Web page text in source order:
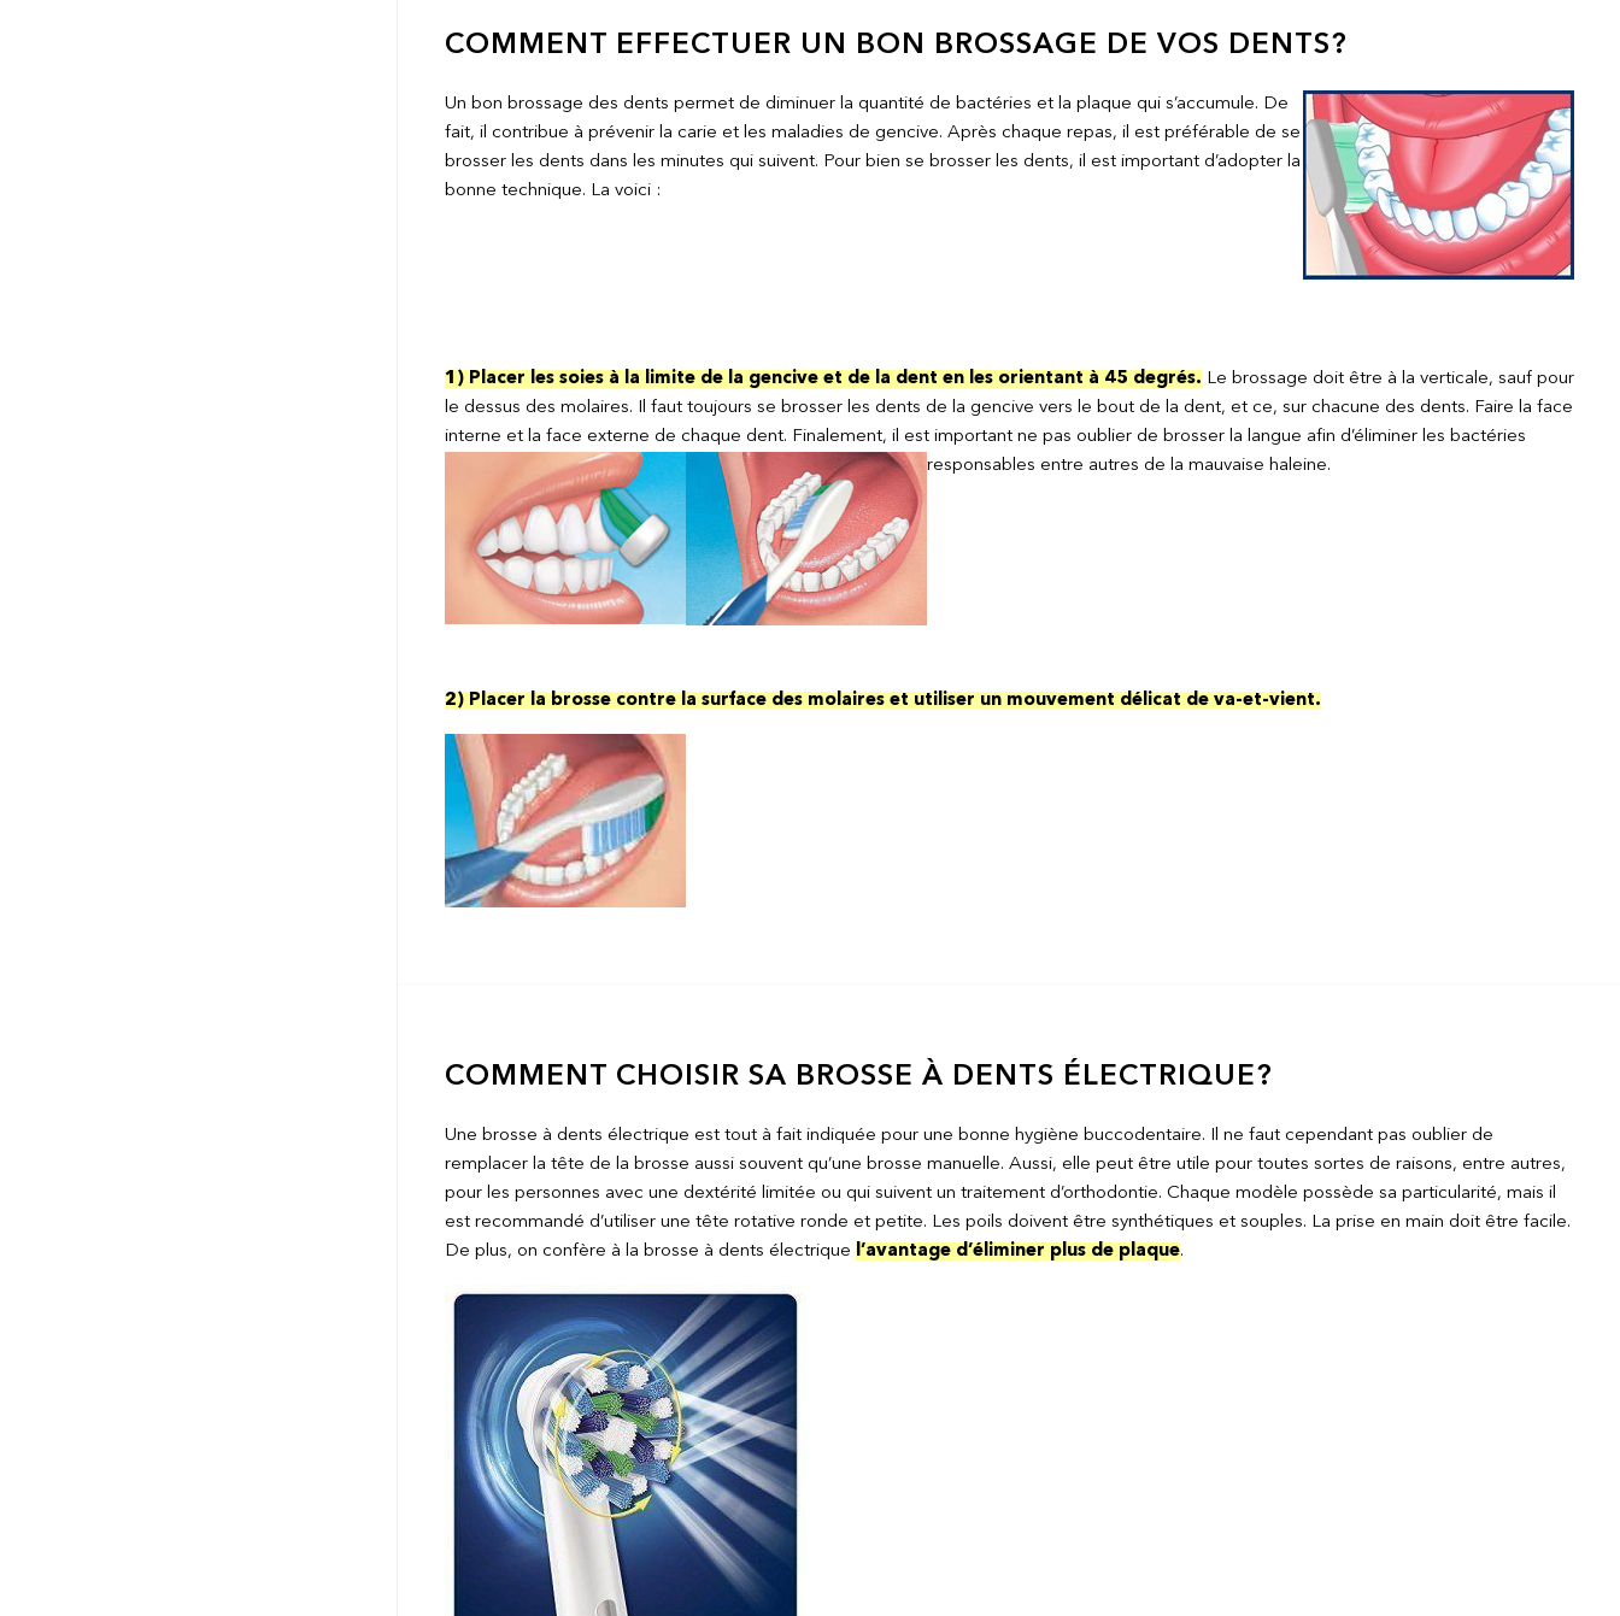
COMMENT EFFECTUER UN BON BROSSAGE DE VOS DENTS?
Un bon brossage des dents permet de diminuer la quantité de bactéries et la plaque qui s’accumule. De
fait, il contribue à prévenir la carie et les maladies de gencive. Après chaque repas, il est préférable de se
brosser les dents dans les minutes qui suivent. Pour bien se brosser les dents, il est important d’adopter la
bonne technique. La voici :
1) Placer les soies à la limite de la gencive et de la dent en les orientant à 45 degrés. Le brossage doit être à la verticale, sauf pour
le dessus des molaires. Il faut toujours se brosser les dents de la gencive vers le bout de la dent, et ce, sur chacune des dents. Faire la face
interne et la face externe de chaque dent. Finalement, il est important ne pas oublier de brosser la langue afin d’éliminer les bactéries
responsables entre autres de la mauvaise haleine.
2) Placer la brosse contre la surface des molaires et utiliser un mouvement délicat de va-et-vient.
COMMENT CHOISIR SA BROSSE À DENTS ÉLECTRIQUE?
Une brosse à dents électrique est tout à fait indiquée pour une bonne hygiène buccodentaire. Il ne faut cependant pas oublier de
remplacer la tête de la brosse aussi souvent qu’une brosse manuelle. Aussi, elle peut être utile pour toutes sortes de raisons, entre autres,
pour les personnes avec une dextérité limitée ou qui suivent un traitement d’orthodontie. Chaque modèle possède sa particularité, mais il
est recommandé d’utiliser une tête rotative ronde et petite. Les poils doivent être synthétiques et souples. La prise en main doit être facile.
De plus, on confère à la brosse à dents électrique l’avantage d’éliminer plus de plaque.